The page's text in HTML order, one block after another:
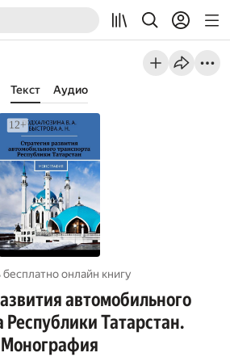
Текст Аудио
бесплатно онлайн книгу
автомобильного
Республики Татарстан.
Монография